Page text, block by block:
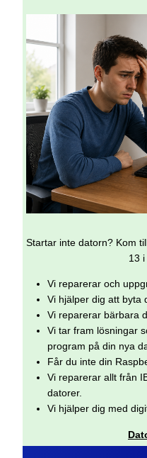
Startar inte datorn? Kom
13 i
Vi reparerar och
Vi hjälper dig att byta
Vi reparerar bärbara
Vi tar fram lösningar
program på din nya
Får du inte din
Vi reparerar allt från
datorer.
Vi hjälper dig med